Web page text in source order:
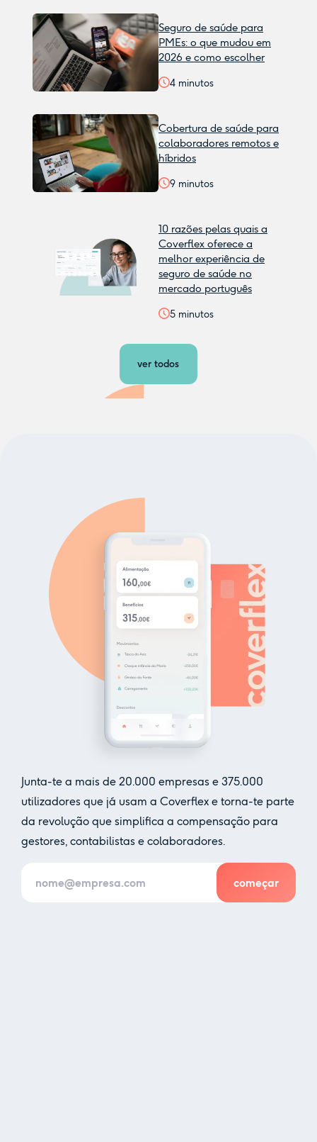
Seguro de saúde para
PMEs: o que mudou em
2026 e como escolher
4 minutos
Cobertura de saúde para
colaboradores remotos e
híbridos
9 minutos
10 razões pelas quais a
Coverflex oferece a
melhor experiência de
seguro de saúde no
mercado português
5 minutos
ver todos
Junta-te a mais de 20.000 empresas e 375.000
utilizadores que já usam a Coverflex e torna-te parte
da revolução que simplifica a compensação para
gestores, contabilistas e colaboradores.